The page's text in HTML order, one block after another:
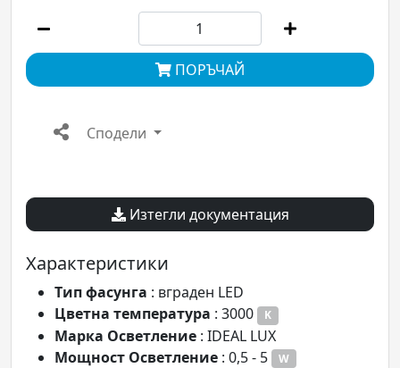
ПОРЪЧАЙ
Сподели
Изтегли документация
Характеристики
Tип фасунга : вграден LED
Цветна температура : 3000 K
Марка Осветление : IDEAL LUX
Мощност Осветление : 0,5 - 5 W